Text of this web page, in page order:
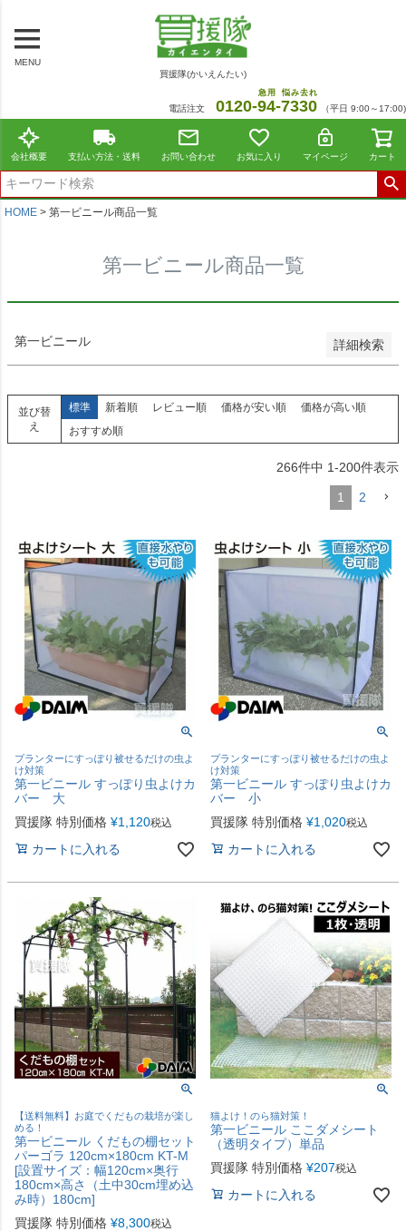
MENU
買援隊(かいえんたい)
電話注文 0120-94
急用
-7330
悩み去れ
（平日 9:00～17:00)
会社概要 支払い方法・送料 お問い合わせ お気に入り マイページ カート
HOME 第一ビニール商品一覧
第一ビニール商品一覧
第一ビニール 詳細検索
商品番号/JANコード
在庫なし商品を表示しない
並び順
標準
新着順
価格が安い順
おすすめ順
検索
並び替
え
標準 新着順 レビュー順 価格が安い順
価格が高い順
おすすめ順
266件中 1-200件表示
1 2
プランターにすっぽり被せるだけの虫よ
け対策
第一ビニール すっぽり虫よけカ
バー 大
買援隊 特別価格 ¥1,120税込
カートに入れる
プランターにすっぽり被せるだけの虫よ
け対策
第一ビニール すっぽり虫よけカ
バー 小
買援隊 特別価格 ¥1,020税込
カートに入れる
【送料無料】お庭でくだもの栽培が楽し
める！
第一ビニール くだもの棚セット
パーゴラ 120cm×180cm KT-M
[設置サイズ：幅120cm×奥行
180cm×高さ（土中30cm埋め込
み時）180cm]
買援隊 特別価格 ¥8,300税込
猫よけ！のら猫対策！
第一ビニール ここダメシート
（透明タイプ）単品
買援隊 特別価格 ¥207税込
カートに入れる